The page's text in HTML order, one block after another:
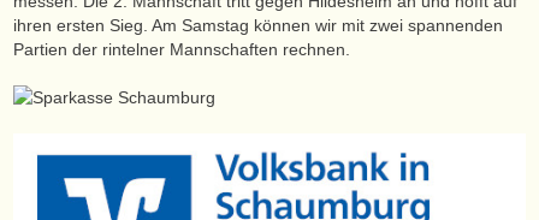
ihren ersten Sieg. Am Samstag können wir mit zwei spannenden
Partien der rintelner Mannschaften rechnen.